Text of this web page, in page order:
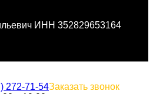
ИНН 352829653164
272-71-54Заказать звонок